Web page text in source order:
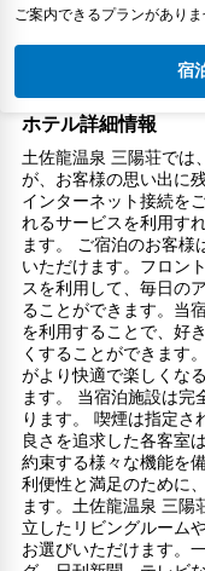
ご案内できるプランがあり
宿
ホテル詳細情報
土佐龍温泉 三陽荘では
が、お客様の思い出に
インターネット接続を
れるサービスを利用す
ます。 ご宿泊のお客様
いただけます。フロン
スを利用して、毎日の
ることができます。当
を利用することで、好
くすることができます
がより快適で楽しくな
ます。 当宿泊施設は完
ります。 喫煙は指定さ
良さを追求した各客室
約束する様々な機能を
利便性と満足のために
ます。土佐龍温泉 三陽
立したリビングルーム
お選びいただけます。